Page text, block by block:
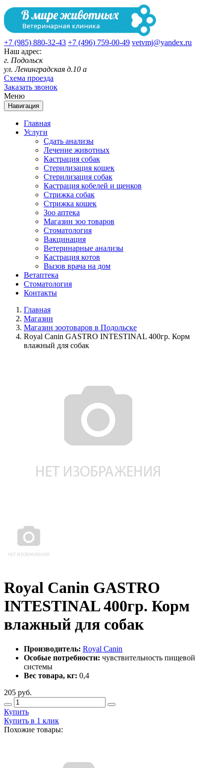
+7 (985) 880-32-43 +7 (496) 759-00-49 vetvmj@yandex.ru
Наш адрес:
г. Подольск
ул. Ленинградская д.10 а
Схема проезда
Заказать звонок
Меню
Навигация
Главная
Услуги
Сдать анализы
Лечение животных
Кастрация собак
Стерилизация кошек
Стерилизация собак
Кастрация кобелей и щенков
Стрижка собак
Стрижка кошек
Зоо аптека
Магазин зоо товаров
Стоматология
Вакцинация
Ветеринарные анализы
Кастрация котов
Вызов врача на дом
Ветаптека
Стоматология
Контакты
Главная
Магазин
Магазин зоотоваров в Подольске
Royal Canin GASTRO INTESTINAL 400гр. Корм
влажный для собак
Royal Canin GASTRO
INTESTINAL 400гр. Корм
влажный для собак
Производитель: Royal Canin
Особые потребности: чувствительность пищевой
системы
Вес товара, кг: 0,4
205 руб.
Купить
Купить в 1 клик
Похожие товары: